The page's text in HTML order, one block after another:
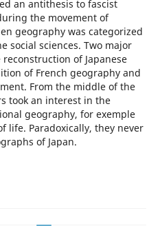
an antithesis to fascist
the movement of
geography was categorized
social sciences. Two major
of Japanese
of French geography and
From the middle of the
took an interest in the
geography, for exemple
life. Paradoxically, they never
of Japan.